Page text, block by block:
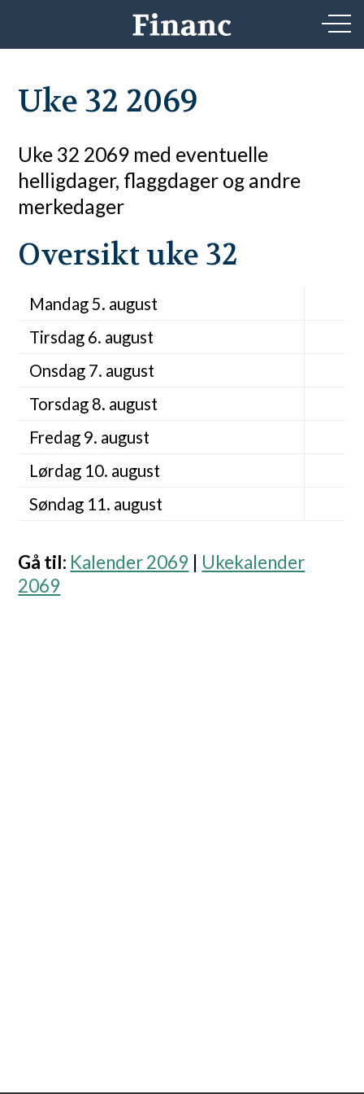
Uke 32 2069
Uke 32 2069 med eventuelle
helligdager, flaggdager og andre
merkedager
Oversikt uke 32
Mandag 5. august
Tirsdag 6. august
Onsdag 7. august
Torsdag 8. august
Fredag 9. august
Lørdag 10. august
Søndag 11. august
Gå til: Kalender 2069
Ukekalender
2069